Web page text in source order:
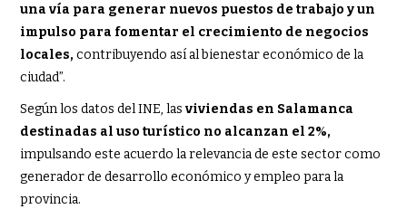
una vía para generar nuevos puestos de trabajo y un
impulso para fomentar el crecimiento de negocios
locales,contribuyendo así al bienestar económico de la
ciudad”.
Según los datos del INE, lasviviendas en Salamanca
destinadas al uso turístico no alcanzan el 2%,
impulsando este acuerdo la relevancia de este sector como
generador de desarrollo económico y empleo para la
provincia.